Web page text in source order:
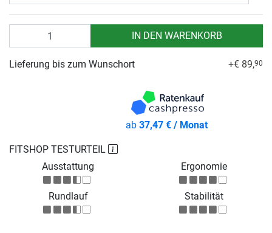
IN DEN WARENKORB
FITSHOP TESTURTEIL
Ausstattung
Ergonomie
Rundlauf Stabilität
Lieferung bis zum Wunschort +€ 89,90
ab 37,47 € / Monat